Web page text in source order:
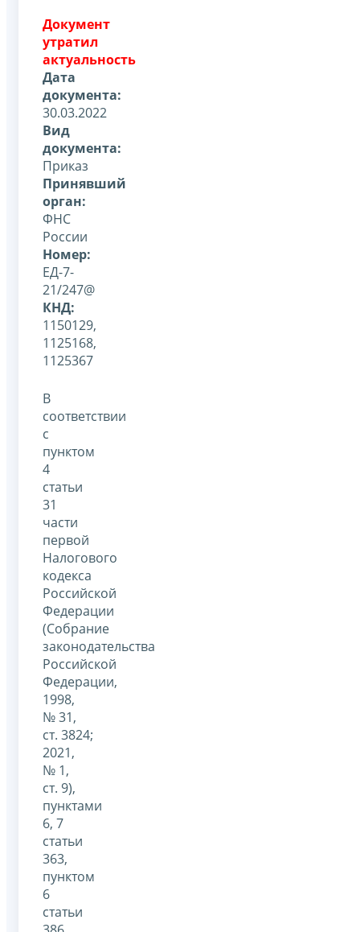
Документ
утратил
актуальность
Дата
документа:
30.03.2022
Вид
документа:
Приказ
Принявший
орган:
ФНС
России
Номер:
ЕД-7-
21/247@
КНД:
1150129,
1125168,
1125367
В
соответствии
с
пунктом
4
статьи
31
части
первой
Налогового
кодекса
Российской
Федерации
(Собрание
законодательства
Российской
Федерации,
1998,
№ 31,
ст. 3824;
2021,
№ 1,
ст. 9),
пунктами
6, 7
статьи
363,
пунктом
6
статьи